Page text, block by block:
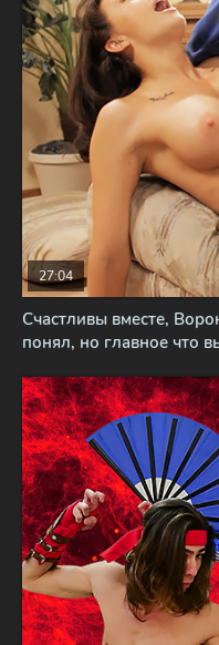
Счастливы вместе,
понял, но главное что
27:04